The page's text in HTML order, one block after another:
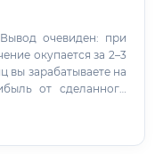
окупается за 2–3
вы зарабатываете на
от сделанного